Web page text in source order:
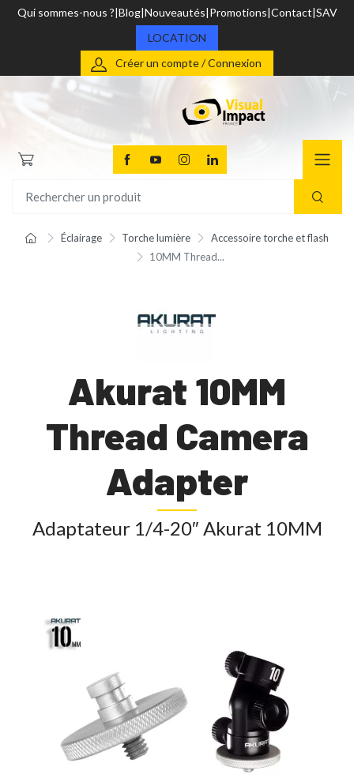
Qui sommes-nous ? Blog Nouveautés Promotions Contact SAV
LOCATION
Créer un compte / Connexion
Éclairage Torche lumière
Accessoire torche et flash
10MM Thread...
Akurat 10MM
Thread Camera
Adapter
Adaptateur 1/4-20″ Akurat 10MM